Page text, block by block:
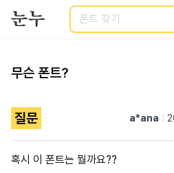
검색
무슨 폰트?
질문 a*ana
혹시 이 폰트는 뭘까요??